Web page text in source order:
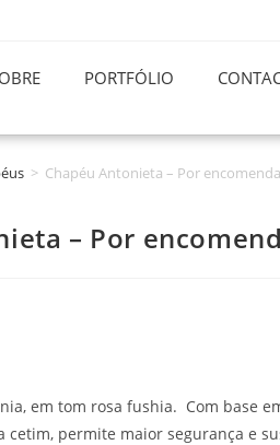
PORTFÓLIO
> Chapéu Antonieta – Por encomenda
– Por
em tom rosa fushia. Com base
cetim, permite maior segurança e